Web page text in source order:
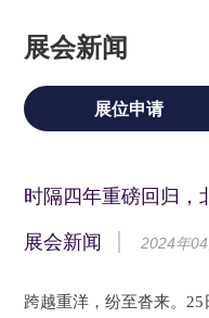
展会新闻
展位申请
时隔四年重磅回归，
展会新闻 2024年
跨越重洋，纷至沓来。 25